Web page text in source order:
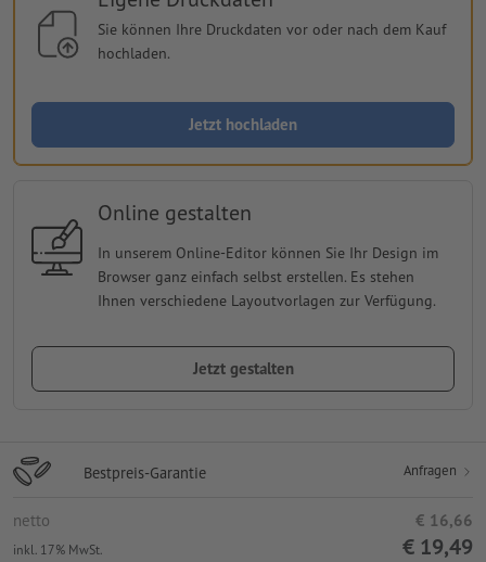
Sie können Ihre Druckdaten vor oder nach dem Kauf
hochladen.
Jetzt hochladen
Online gestalten
In unserem Online-Editor können Sie Ihr Design im
Browser ganz einfach selbst erstellen. Es stehen
Ihnen verschiedene Layoutvorlagen zur Verfügung.
Jetzt gestalten
Bestpreis-Garantie Anfragen
netto € 16,66
inkl. 17% MwSt. € 19,49